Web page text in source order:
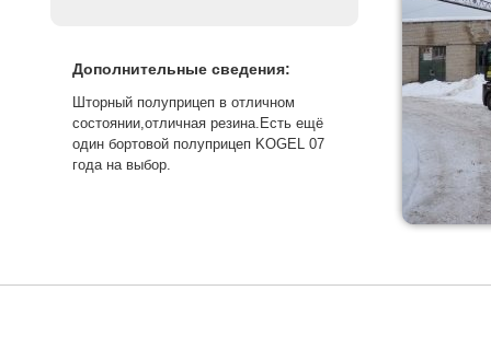
Дополнительные сведения:
Шторный полуприцеп в отличном
состоянии,отличная резина.Есть ещё
один бортовой полуприцеп KOGEL 07
года на выбор.